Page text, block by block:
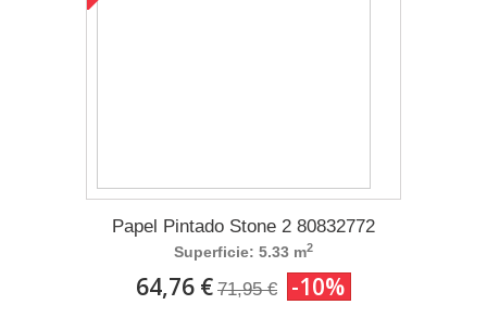
Papel Pintado Stone 2 80832772
Superficie: 5.33 m2
64,76 € 71,95 € -10%